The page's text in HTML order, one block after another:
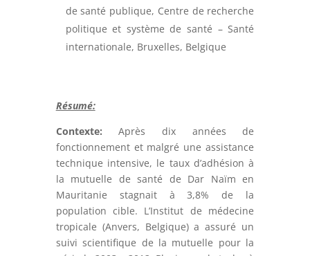
de santé publique, Centre de recherche
politique et système de santé – Santé
internationale, Bruxelles, Belgique
Résumé:
Contexte: Après dix années de
fonctionnement et malgré une assistance
technique intensive, le taux d’adhésion à
la mutuelle de santé de Dar Naïm en
Mauritanie stagnait à 3,8% de la
population cible. L’Institut de médecine
tropicale (Anvers, Belgique) a assuré un
suivi scientifique de la mutuelle pour la